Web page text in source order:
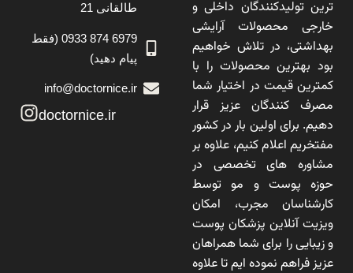
ترین تولیدکنندگان داخلی و
خارجی محصولات آرایشی
بهداشتی، در تلاش خواهیم
بود بهترین محصولات را با
کمترین قیمت در اختیار شما
مصرف کنندگان عزیز قرار
دهیم. برای اولین بار در کشور
مفتخریم اعلام کنیم، علاوه بر
مشاوره های تخصصی در
حوزه پوست و مو توسط
کارشناسان مجرب، امکان
ویزیت آنلاین پزشکان پوست
و زیبایی را برای شما همراهان
عزیز فراهم نموده ایم تا علاوه
طالقانی 21
6979 874 0933 (فقط
پیام دهید)
info@doctornice.ir
doctornice.ir